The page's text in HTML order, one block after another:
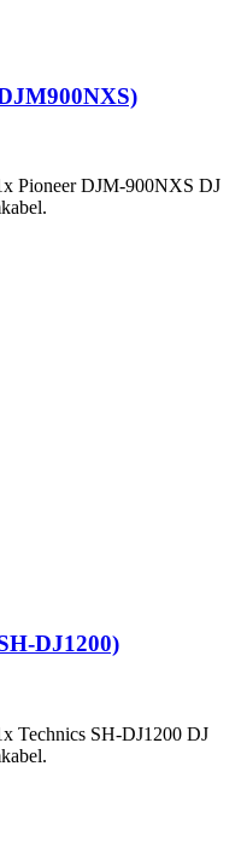
Pioneer DJM-900NXS DJ
DJ1200)
Technics SH-DJ1200 DJ